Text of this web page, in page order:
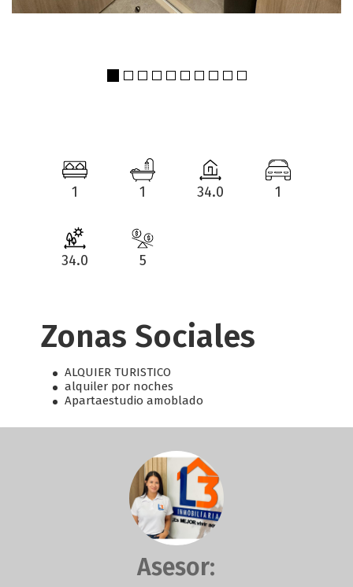
1 1 34.0 1
34.0 5
Zonas Sociales
ALQUIER TURISTICO
alquiler por noches
Apartaestudio amoblado
Asesor: